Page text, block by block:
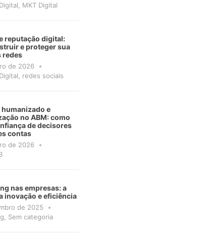
MKT Digital
reputação digital:
e proteger sua
redes
de 2026
redes sociais
e
no ABM: como
de decisores
contas
de 2026
nas empresas: a
inovação e eficiência
de 2025
Sem categoria